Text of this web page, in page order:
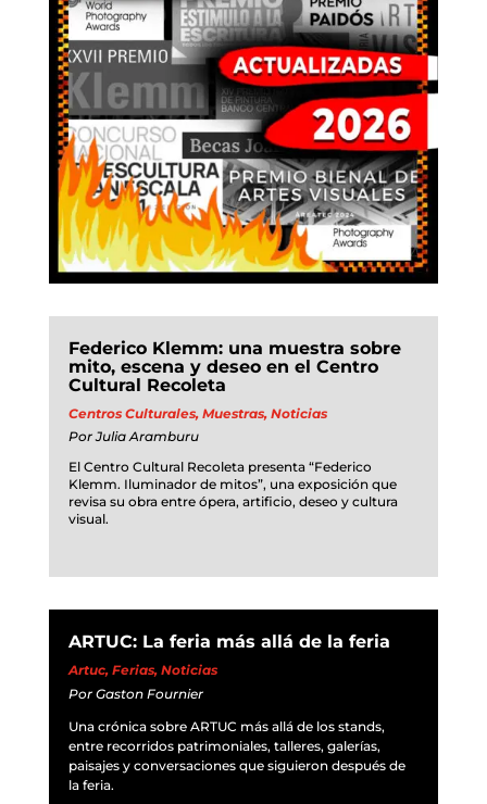
Federico Klemm: una muestra sobre
mito, escena y deseo en el Centro
Cultural Recoleta
Centros Culturales, Muestras, Noticias
PorJulia Aramburu
El Centro Cultural Recoleta presenta “Federico
Klemm. Iluminador de mitos”, una exposición que
revisa su obra entre ópera, artificio, deseo y cultura
visual.
ARTUC: La feria más allá de la feria
Artuc, Ferias, Noticias
Por Gaston Fournier
Una crónica sobre ARTUC más allá de los stands,
entre recorridos patrimoniales, talleres, galerías,
paisajes y conversaciones que siguieron después de
la feria.